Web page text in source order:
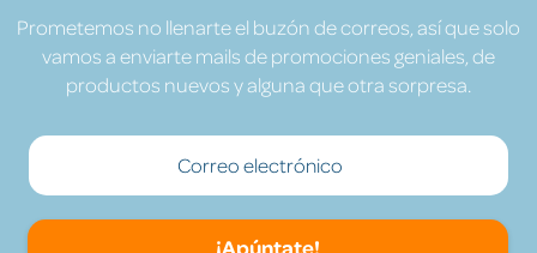
Prometemos no llenarte el buzón de correos, así que solo
vamos a enviarte mails de promociones geniales, de
productos nuevos y alguna que otra sorpresa.
¡Apúntate!